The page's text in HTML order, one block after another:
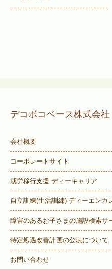
デコボコベース株式会社
会社概要
コーポレートサイト
就労移行支援 ディーキャリア
自立訓練(生活訓練) ディーエンカ
障害のあるお子さまの施設検索サ
特定処遇改善計画の公表について
お問い合わせ